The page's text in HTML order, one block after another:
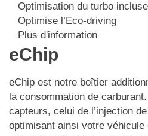
Optimisation du turbo incluse
Optimise l’Eco-driving
Plus d'information
eChip
eChip est notre boîtier
la consommation de
capteurs, celui de l’injection
optimisant ainsi votre véhicule